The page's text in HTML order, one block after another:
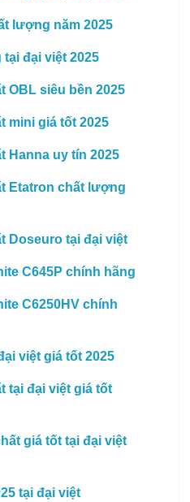
lượng năm 2025
đại việt 2025
OBL siêu bền 2025
mini giá tốt 2025
Hanna uy tín 2025
Etatron chất lượng
Doseuro tại đại việt
C645P chính hãng
C6250HV chính
việt giá tốt 2025
tại đại việt giá tốt
giá tốt tại đại việt
tại đại việt